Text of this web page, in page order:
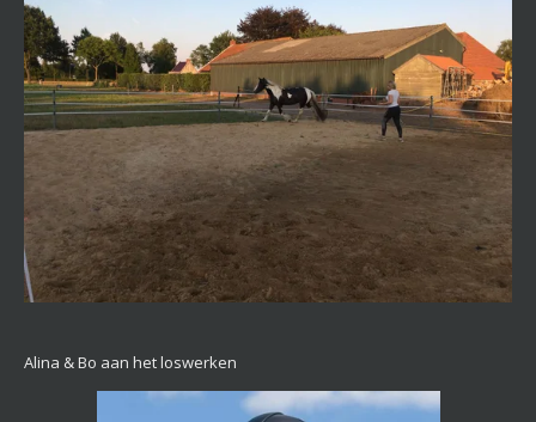
Alina & Bo aan het loswerken